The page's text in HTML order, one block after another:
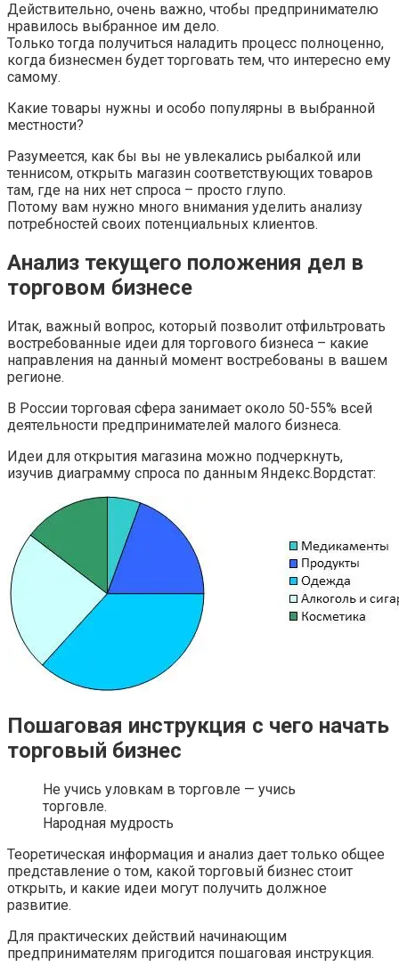
Действительно, очень важно, чтобы предпринимателю
нравилось выбранное им дело.
Только тогда получиться наладить процесс полноценно,
когда бизнесмен будет торговать тем, что интересно ему
самому.
Какие товары нужны и особо популярны в выбранной
местности?
Разумеется, как бы вы не увлекались рыбалкой или
теннисом, открыть магазин соответствующих товаров
там, где на них нет спроса – просто глупо.
Потому вам нужно много внимания уделить анализу
потребностей своих потенциальных клиентов.
Анализ текущего положения дел в
торговом бизнесе
Итак, важный вопрос, который позволит отфильтровать
востребованные идеи для торгового бизнеса – какие
направления на данный момент востребованы в вашем
регионе.
В России торговая сфера занимает около 50-55% всей
деятельности предпринимателей малого бизнеса.
Идеи для открытия магазина можно подчеркнуть,
изучив диаграмму спроса по данным Яндекс.Вордстат:
Пошаговая инструкция с чего начать
торговый бизнес
Не учись уловкам в торговле — учись
торговле.
Народная мудрость
Теоретическая информация и анализ дает только общее
представление о том, какой торговый бизнес стоит
открыть, и какие идеи могут получить должное
развитие.
Для практических действий начинающим
предпринимателям пригодится пошаговая инструкция.